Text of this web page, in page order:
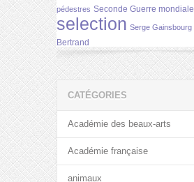
pédestres Seconde Guerre mondiale
selection Serge Gainsbourg
Bertrand
CATÉGORIES
Académie des beaux-arts
Académie française
animaux